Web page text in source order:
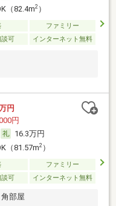
（82.4m2）
ファミリー
可 インターネット無料
円
円
16.3万円
（81.57m2）
ファミリー
可 インターネット無料
部屋